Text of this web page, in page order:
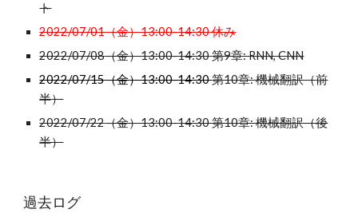
ト
2022/07/01（金）13:00-14:30 休み
2022/07/08（金）13:00-14:30第9章: RNN, CNN
2022/07/15（金）13:00-14:30 第10章: 機械翻訳（前
半）
2022/07/22（金）13:00-14:30 第10章: 機械翻訳（後
半）
過去ログ